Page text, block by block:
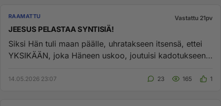
RAAMATTU Vastattu 21pv
JEESUS PELASTAA SYNTISIÄ!
Siksi Hän tuli maan päälle, uhratakseen itsensä, ettei
YKSIKÄÄN, joka Häneen uskoo, joutuisi kadotukseen,
14.05.2026 23:07 23 165 1